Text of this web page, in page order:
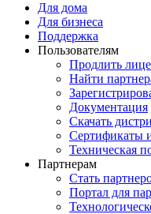
Для дома
Для бизнеса
Поддержка
Пользователям
Продлить
Найти
Документация
Скачать
Сертификаты
Техническая
Партнерам
Стать
Портал для